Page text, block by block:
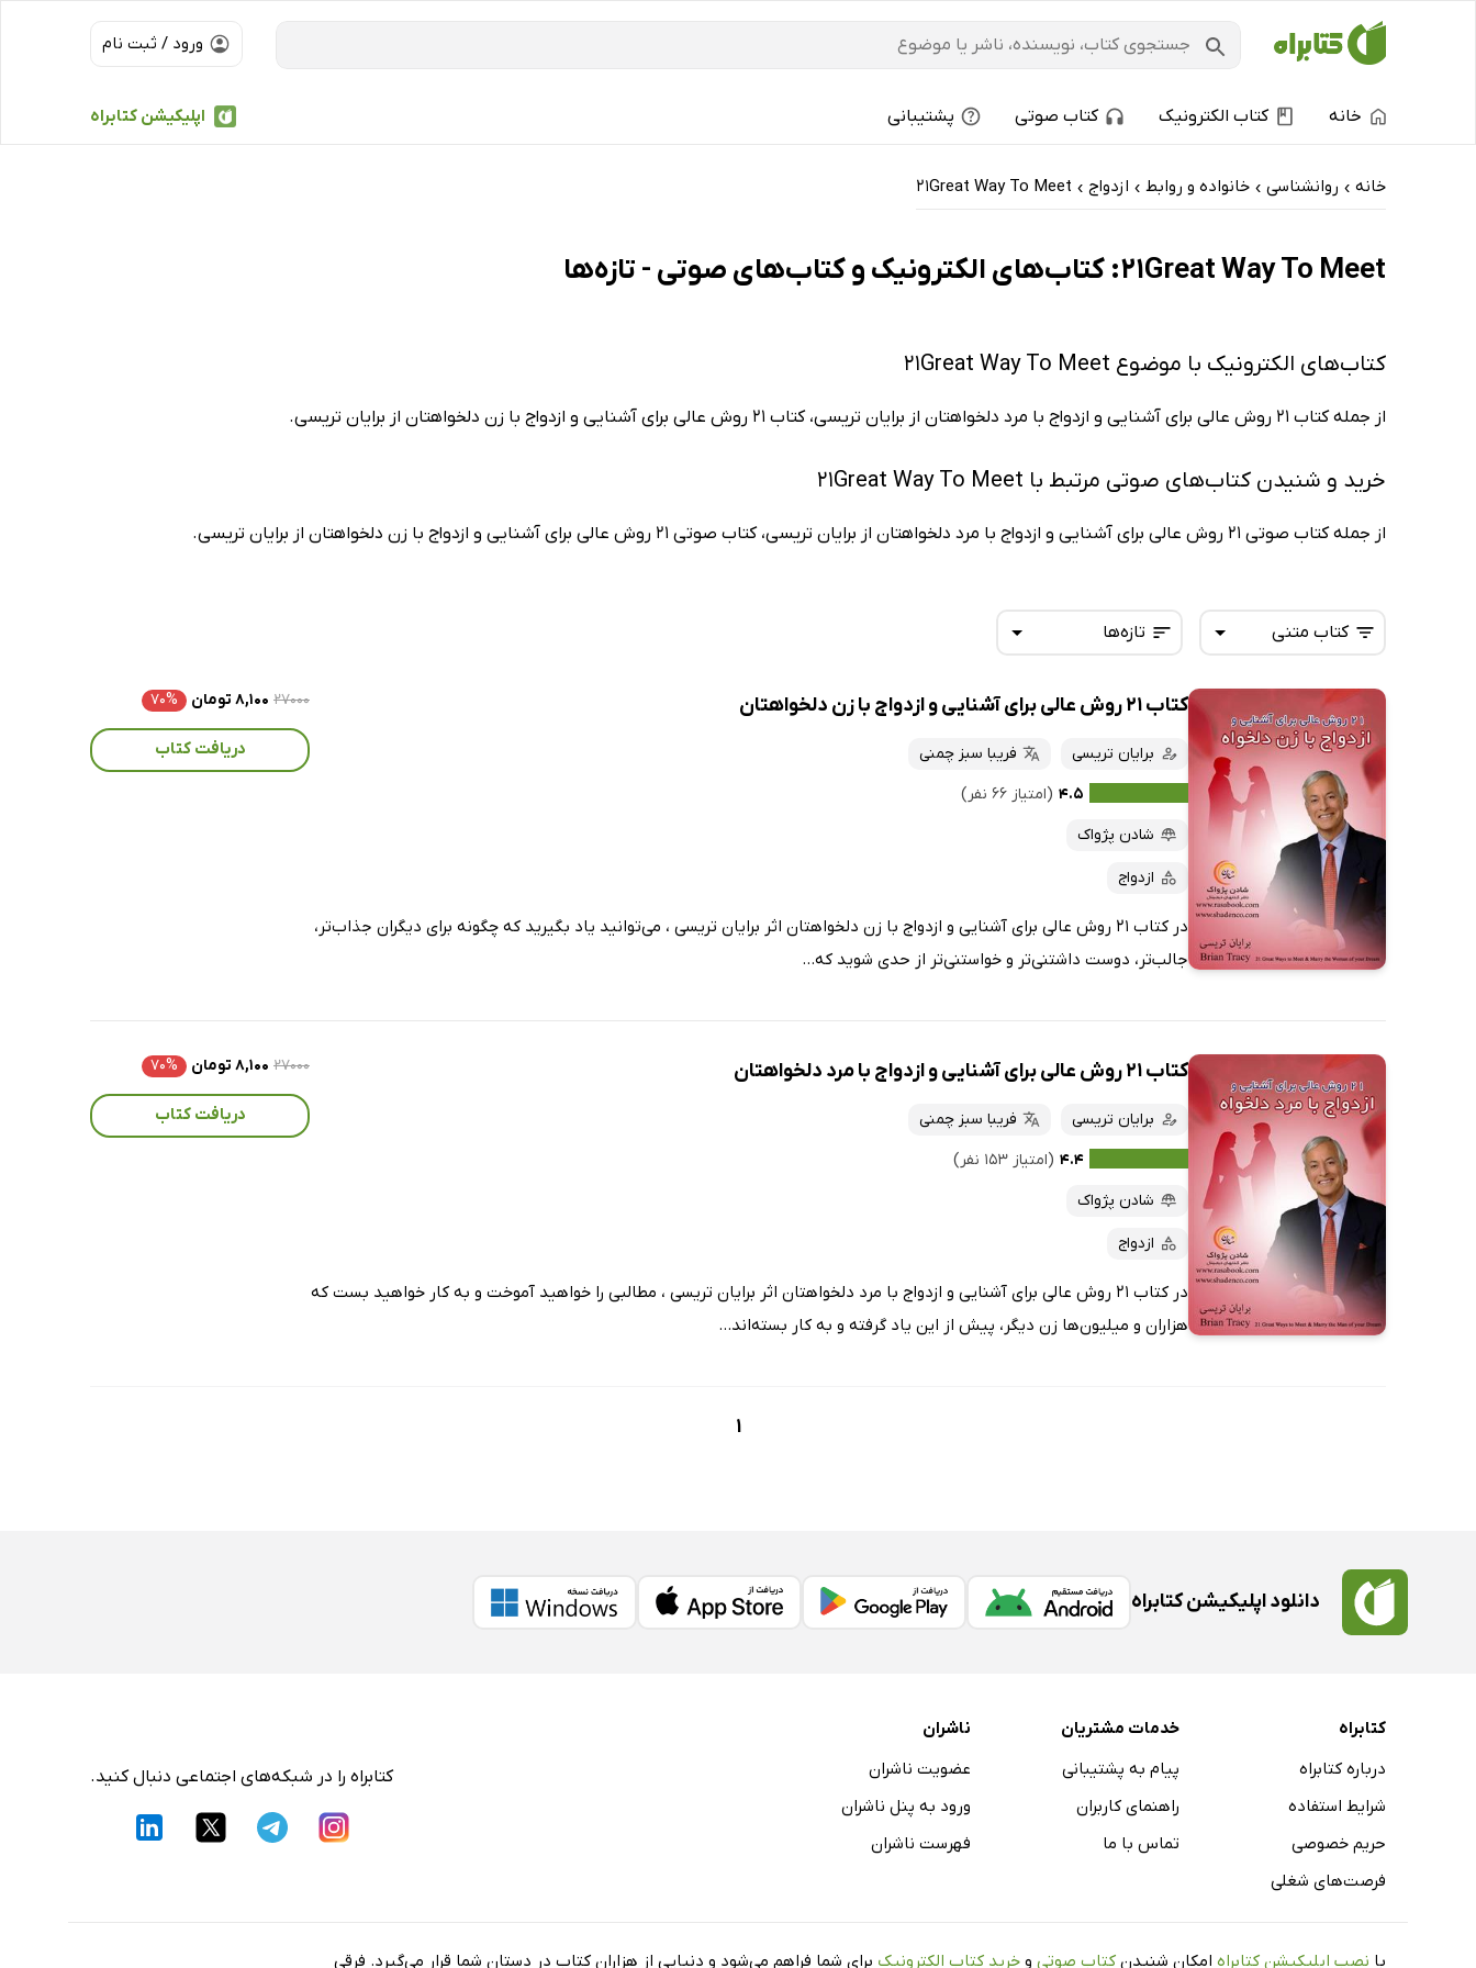
ورود / ثبت نام
اپلیکیشن کتابراه خانه کتاب الکترونیک کتاب صوتی پشتیبانی
خانه › روانشناسی › خانواده و روابط › ازدواج ›
21Great Way To Meet
21Great Way To Meet: کتاب‌های الکترونیک و کتاب‌های صوتی - تازه‌ها
کتاب‌های الکترونیک با موضوع 21Great Way To Meet
از جمله کتاب 21 روش عالی برای آشنایی و ازدواج با مرد دلخواهتان از برایان تریسی، کتاب 21 روش عالی برای آشنایی و ازدواج با زن دلخواهتان از برایان تریسی.
خرید و شنیدن کتاب‌های صوتی مرتبط با 21Great Way To Meet
از جمله کتاب صوتی 21 روش عالی برای آشنایی و ازدواج با مرد دلخواهتان از برایان تریسی، کتاب صوتی 21 روش عالی برای آشنایی و ازدواج با زن دلخواهتان از برایان تریسی.
تازه‌ها
تازه‌ها
داغ‌ترین‌ها
پربحث‌ها
ارزان ترین‌ها
کتاب متنی
همه کتاب‌ها
کتاب‌های صوتی
کتاب‌های متنی
کتاب 21 روش عالی برای آشنایی و ازدواج با زن دلخواهتان
برایان تریسی
فریبا سبز چمنی
۴.۵ (امتیاز ۶۶ نفر)
شادن پژواک
ازدواج
در کتاب 21 روش عالی برای آشنایی و ازدواج با زن دلخواهتان اثر برایان تریسی ، می‌توانید یاد بگیرید که چگونه برای دیگران جذاب‌تر،
جالب‌تر، دوست داشتنی‌تر و خواستنی‌تر از حدی شوید که...
۲۷۰۰۰ ۸,۱۰۰ تومان ۷۰%
دریافت کتاب
کتاب 21 روش عالی برای آشنایی و ازدواج با مرد دلخواهتان
برایان تریسی
فریبا سبز چمنی
۴.۴ (امتیاز ۱۵۳ نفر)
شادن پژواک
ازدواج
در کتاب 21 روش عالی برای آشنایی و ازدواج با مرد دلخواهتان اثر برایان تریسی ، مطالبی را خواهید آموخت و به کار خواهید بست که
هزاران و میلیون‌ها زن دیگر، پیش از این یاد گرفته و به کار بسته‌اند...
۲۷۰۰۰ ۸,۱۰۰ تومان ۷۰%
دریافت کتاب
1
دانلود اپلیکیشن کتابراه
کتابراه
درباره کتابراه
شرایط استفاده
حریم خصوصی
فرصت‌های شغلی
خدمات مشتریان
پیام به پشتیبانی
راهنمای کاربران
تماس با ما
ناشران
عضویت ناشران
ورود به پنل ناشران
فهرست ناشران
کتابراه را در شبکه‌های اجتماعی دنبال کنید.
با نصب اپلیکیشن کتابراه امکان شنیدن کتاب صوتی و خرید کتاب الکترونیک برای شما فراهم می‌شود و دنیایی از هزاران کتاب در دستان شما قرار می‌گیرد. فرقی